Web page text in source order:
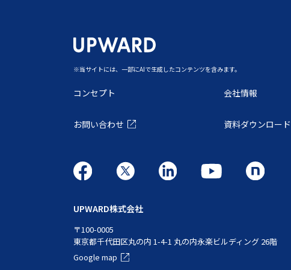
‍※当サイトには、一部にAIで生成したコンテンツを含みます。
コンセプト 会社情報
お問い合わせ 資料ダウンロード
UPWARD株式会社
〒100-0005
東京都千代田区丸の内 1-4-1 丸の内永楽ビルディング 26階
Google map